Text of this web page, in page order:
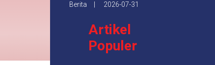
Berita | 2026-07-31
Artikel
Populer